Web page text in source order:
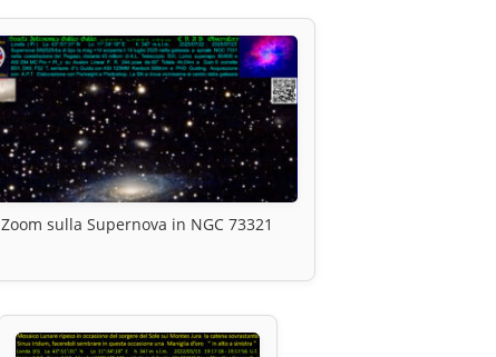
Zoom sulla Supernova in NGC 73321